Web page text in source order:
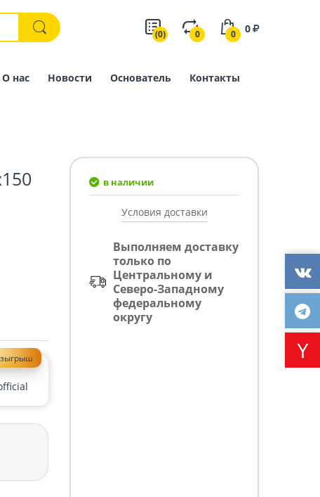
(0) 0 0 0
О нас Новости Основатель Контакты
в наличии
Условия доставки
Выполняем доставку
только по
Центральному и
Северо-Западному
федеральному
округу